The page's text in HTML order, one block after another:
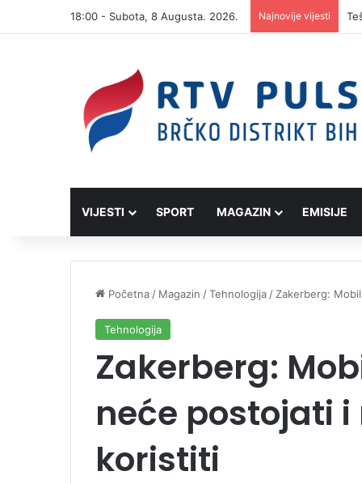
18:00 - Subota, 8 Augusta. 2026. Najnovije vijesti
VIJESTI SPORT MAGAZIN EMISIJE
Početna / Magazin /Tehnologija / Zakerberg:
Tehnologija
Zakerberg:
neće postojati i
koristiti